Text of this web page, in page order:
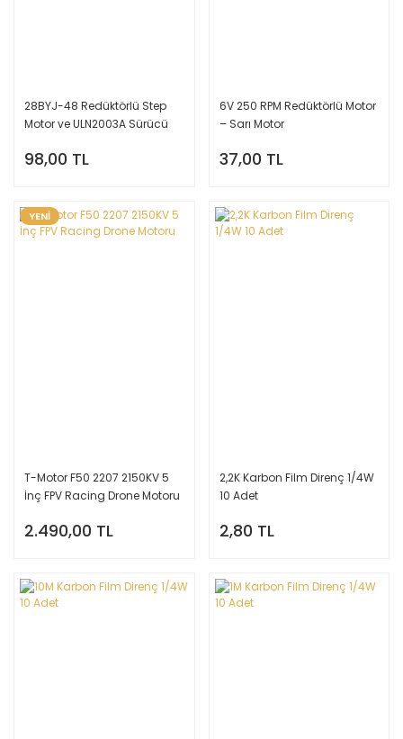
28BYJ-48 Redüktörlü Step
Motor ve ULN2003A Sürücü
98,00 TL
6V 250 RPM Redüktörlü Motor
– Sarı Motor
37,00 TL
YENİ
T-Motor F50 2207 2150KV 5
İnç FPV Racing Drone Motoru
2.490,00 TL
2,2K Karbon Film Direnç 1/4W
10 Adet
2,80 TL